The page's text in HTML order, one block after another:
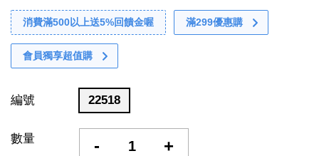
消費滿500以上送5%回饋金喔 滿299優惠購
會員獨享超值購
編號 22518
數量 - +